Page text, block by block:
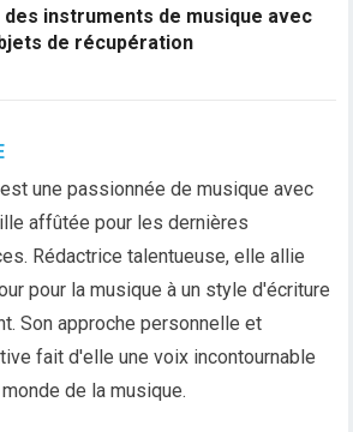
instruments de musique avec
de récupération
une passionnée de musique avec
affûtée pour les dernières
Rédactrice talentueuse, elle allie
pour la musique à un style d'écriture
Son approche personnelle et
fait d'elle une voix incontournable
de la musique.